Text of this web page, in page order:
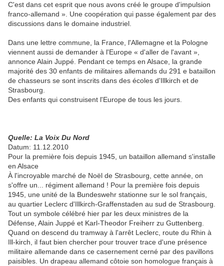
C'est dans cet esprit que nous avons créé le groupe d'impulsion
franco-allemand ». Une coopération qui passe également par des
discussions dans le domaine industriel.
Dans une lettre commune, la France, l'Allemagne et la Pologne
viennent aussi de demander à l'Europe « d'aller de l'avant »,
annonce Alain Juppé. Pendant ce temps en Alsace, la grande
majorité des 30 enfants de militaires allemands du 291 e bataillon
de chasseurs se sont inscrits dans des écoles d'Illkirch et de
Strasbourg.
Des enfants qui construisent l'Europe de tous les jours.
Quelle: La Voix Du Nord
Datum: 11.12.2010
Pour la première fois depuis 1945, un bataillon allemand s'installe
en Alsace
À l'incroyable marché de Noël de Strasbourg, cette année, on
s'offre un... régiment allemand ! Pour la première fois depuis
1945, une unité de la Bundeswehr stationne sur le sol français,
au quartier Leclerc d'Illkirch-Graffenstaden au sud de Strasbourg.
Tout un symbole célébré hier par les deux ministres de la
Défense, Alain Juppé et Karl-Theodor Freiherr zu Guttenberg.
Quand on descend du tramway à l'arrêt Leclerc, route du Rhin à
Ill-kirch, il faut bien chercher pour trouver trace d'une présence
militaire allemande dans ce casernement cerné par des pavillons
paisibles. Un drapeau allemand côtoie son homologue français à